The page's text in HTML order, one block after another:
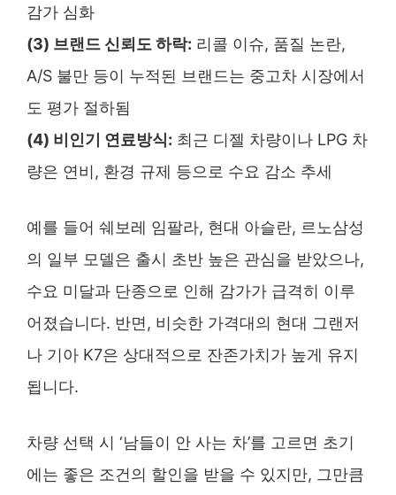
감가 심화
(3) 브랜드 신뢰도 하락: 리콜 이슈, 품질 논란,
A/S 불만 등이 누적된 브랜드는 중고차 시장에서
도 평가 절하됨
(4) 비인기 연료방식: 최근 디젤 차량이나 LPG 차
량은 연비, 환경 규제 등으로 수요 감소 추세
예를 들어 쉐보레 임팔라, 현대 아슬란, 르노삼성
의 일부 모델은 출시 초반 높은 관심을 받았으나,
수요 미달과 단종으로 인해 감가가 급격히 이루
어졌습니다. 반면, 비슷한 가격대의 현대 그랜저
나 기아 K7은 상대적으로 잔존가치가 높게 유지
됩니다.
차량 선택 시 ‘남들이 안 사는 차’를 고르면 초기
에는 좋은 조건의 할인을 받을 수 있지만, 그만큼